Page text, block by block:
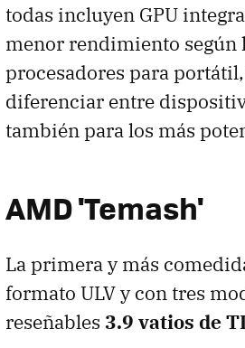
todas incluyen GPU
menor rendimiento según
procesadores para
diferenciar entre
también para los más
AMD 'Temash'
La primera y más
formato ULV y con tres
reseñables 3.9 vatios de